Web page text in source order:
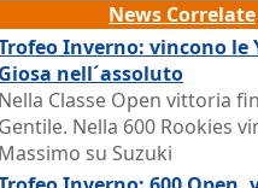
News Correlate
Inverno: vincono le
Giosa nell´assoluto
Nella Classe Open vittoria
Gentile. Nella 600 Rookies
Massimo su Suzuki